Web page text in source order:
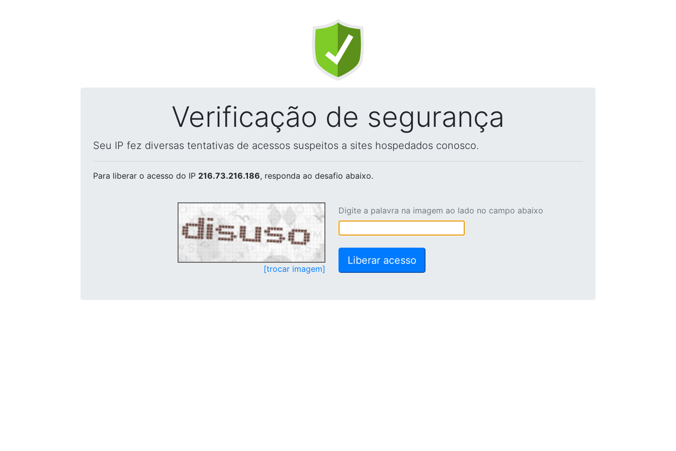
Verificação de segurança
Seu IP fez diversas tentativas de acessos suspeitos a sites hospedados conosco.
Para liberar o acesso do IP 216.73.216.186, responda ao desafio abaixo.
[trocar imagem]
Digite a palavra na imagem ao lado no campo abaixo